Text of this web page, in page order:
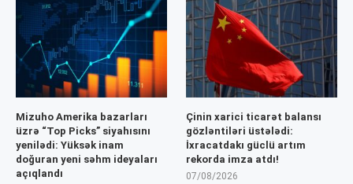
Mizuho Amerika bazarları
üzrə “Top Picks” siyahısını
yenilədi: Yüksək inam
doğuran yeni səhm ideyaları
açıqlandı
Çinin xarici ticarət balansı
gözləntiləri üstələdi:
İxracatdakı güclü artım
rekorda imza atdı!
07/08/2026